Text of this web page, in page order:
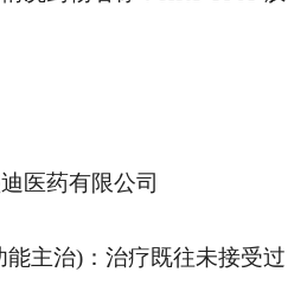
医药有限公司
能主治)：治疗既往未接受过